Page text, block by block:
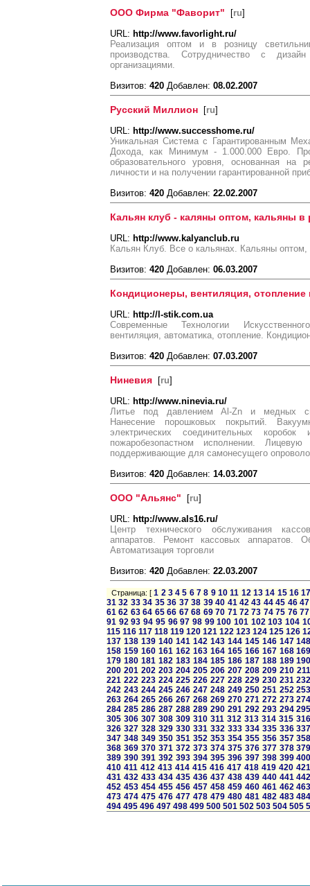
ООО Фирма "Фаворит" [ru]
URL: http://www.favorlight.ru/
Реализация оптом и в розницу
производства. Сотрудничество с
организациями.
Визитов: 420 Добавлен: 08.02.2007
Русский Миллион [ru]
URL: http://www.successhome.ru/
Уникальная Система с Гарантированным
Дохода, как Минимум - 1.000.000 Евро.
образовательного уровня, основанная на
личности и на получении гарантированной
Визитов: 420 Добавлен: 22.02.2007
Кальян клуб - каляны оптом, кальяны в
URL: http://www.kalyanclub.ru
Кальян Клуб. Все о кальянах. Кальяны оптом,
Визитов: 420 Добавлен: 06.03.2007
Кондиционеры, вентиляция, отопление
URL: http://l-stik.com.ua
Современные Технологии
вентиляция, автоматика, отопление.
Визитов: 420 Добавлен: 07.03.2007
Ниневия [ru]
URL: http://www.ninevia.ru/
Литье под давлением Al-Zn и медных
Нанесение порошковых покрытий.
электрических соединительных
пожаробезопастном исполнении.
поддерживающие для самонесущего
Визитов: 420 Добавлен: 14.03.2007
ООО "Альянс" [ru]
URL: http://www.als16.ru/
Центр технического обслуживания
аппаратов. Ремонт кассовых аппаратов.
Автоматизация торговли
Визитов: 420 Добавлен: 22.03.2007
Страница: [1 2 3 4 5 6 7 8 9 10 11 12 13 14 15 16
31 32 33 34 35 36 37 38 39 40 41 42 43 44 45 46 47
61 62 63 64 65 66 67 68 69 70 71 72 73 74 75 76 77
91 92 93 94 95 96 97 98 99 100 101 102 103 104
115 116 117 118 119 120 121 122 123 124 125 126
137 138 139 140 141 142 143 144 145 146 147
158 159 160 161 162 163 164 165 166 167 168
179 180 181 182 183 184 185 186 187 188 189
200 201 202 203 204 205 206 207 208 209 210 211
221 222 223 224 225 226 227 228 229 230 231
242 243 244 245 246 247 248 249 250 251 252
263 264 265 266 267 268 269 270 271 272 273
284 285 286 287 288 289 290 291 292 293 294
305 306 307 308 309 310 311 312 313 314 315 316
326 327 328 329 330 331 332 333 334 335 336
347 348 349 350 351 352 353 354 355 356 357
368 369 370 371 372 373 374 375 376 377 378
389 390 391 392 393 394 395 396 397 398 399
410 411 412 413 414 415 416 417 418 419 420 421
431 432 433 434 435 436 437 438 439 440 441
452 453 454 455 456 457 458 459 460 461 462
473 474 475 476 477 478 479 480 481 482 483
494 495 496 497 498 499 500 501 502 503 504 505